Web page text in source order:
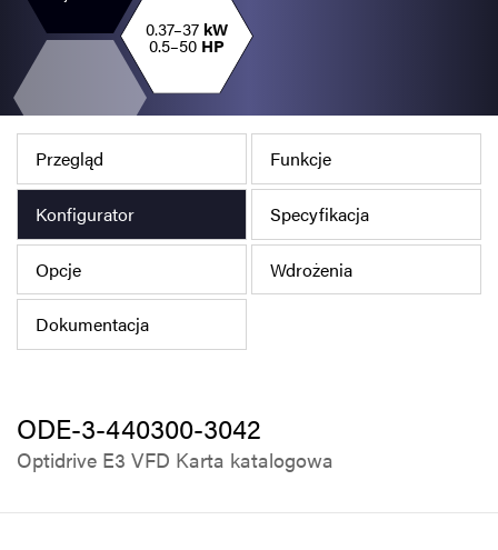
0.37–37 kW
0.5–50 HP
Przegląd Funkcje
Konfigurator Specyfikacja
Opcje Wdrożenia
Dokumentacja
ODE-3-440300-3042
Optidrive E3 VFD Karta katalogowa